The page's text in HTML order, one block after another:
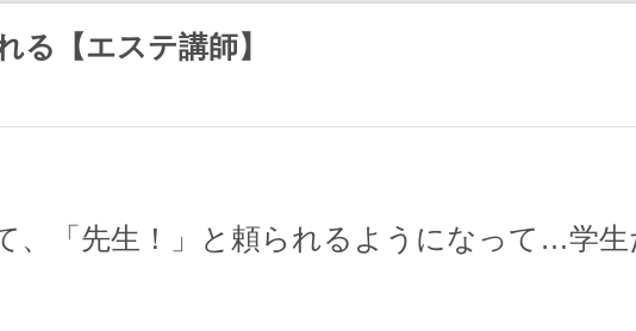
る【エステ講師】
、「先生！」と頼られるようになって…学